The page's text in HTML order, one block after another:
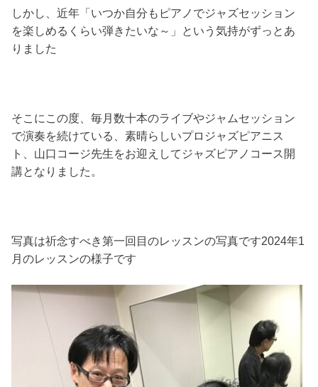
しかし、近年「いつか自分もピアノでジャズセッション
を楽しめるくらい弾きたいな～」という気持がずっとあ
りました
そこにこの度、毎月数十本のライブやジャムセッション
で演奏を続けている、素晴らしいプロジャズピアニス
ト、山口コージ先生をお迎えしてジャズピアノコース開
講となりました。
写真は祈念すべき第一回目のレッスンの写真です2024年1
月のレッスンの様子です